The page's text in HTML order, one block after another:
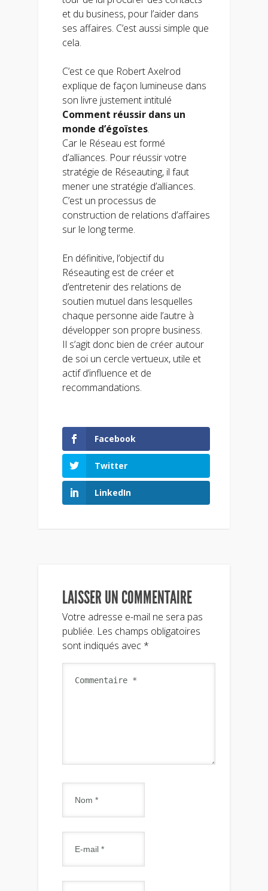
et du business, pour l’aider dans
ses affaires. C’est aussi simple que
cela.
C’est ce que Robert Axelrod
explique de façon lumineuse dans
son livre justement intitulé
Comment réussir dans un
monde d’égoïstes.
Car le Réseau est formé
d’alliances. Pour réussir votre
stratégie de Réseauting, il faut
mener une stratégie d’alliances.
C’est un processus de
construction de relations d’affaires
sur le long terme.
En définitive, l’objectif du
Réseauting est de créer et
d’entretenir des relations de
soutien mutuel dans lesquelles
chaque personne aide l’autre à
développer son propre business.
Il s’agit donc bien de créer autour
de soi un cercle vertueux, utile et
actif d’influence et de
recommandations.
Facebook
Twitter
LinkedIn
LAISSER UN COMMENTAIRE
Votre adresse e-mail ne sera pas
publiée. Les champs obligatoires
sont indiqués avec *